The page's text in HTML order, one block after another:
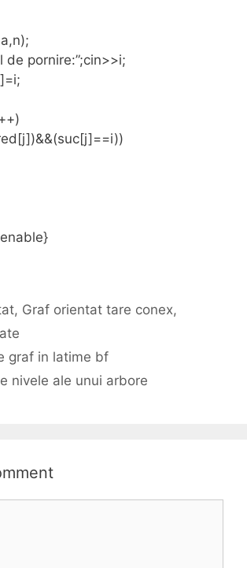
de pornire:”;cin>>i;
, Graf orientat tare conex,
graf in latime bf
nivele ale unui arbore